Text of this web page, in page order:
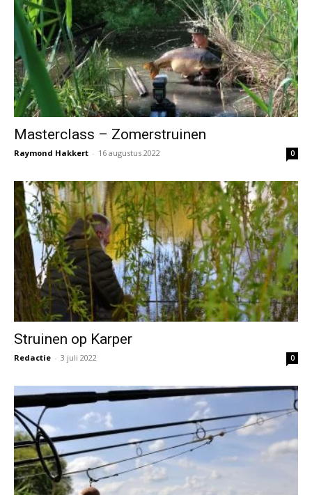
Masterclass – Zomerstruinen
Raymond Hakkert - 16 augustus 2022 0
Struinen op Karper
Redactie - 3 juli 2022 0